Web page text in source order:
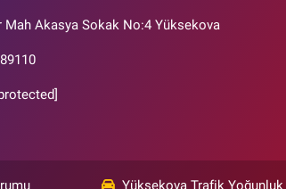
Mah Akasya Sokak No:4 Yüksekova
Yüksekova Trafik Yoğunluk